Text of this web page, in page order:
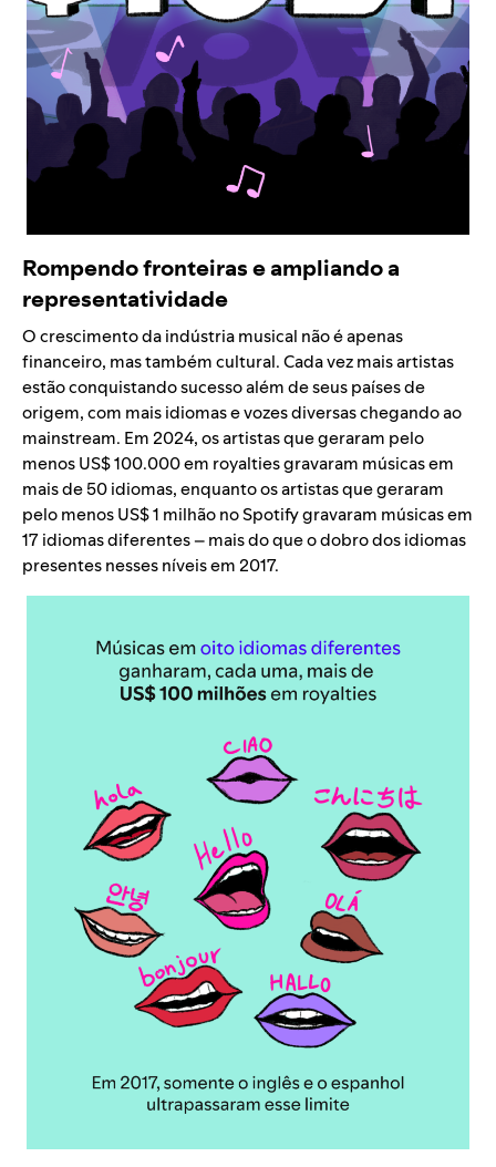
Rompendo fronteiras e ampliando a
representatividade
O crescimento da indústria musical não é apenas
financeiro, mas também cultural. Cada vez mais artistas
estão conquistando sucesso além de seus países de
origem, com mais idiomas e vozes diversas chegando ao
mainstream. Em 2024, os artistas que geraram pelo
menos US$ 100.000 em royalties gravaram músicas em
mais de 50 idiomas, enquanto os artistas que geraram
pelo menos US$ 1 milhão no Spotify gravaram músicas em
17 idiomas diferentes – mais do que o dobro dos idiomas
presentes nesses níveis em 2017.